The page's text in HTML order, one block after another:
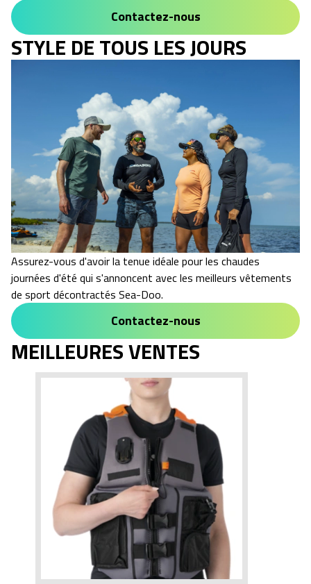
Contactez-nous
STYLE DE TOUS LES JOURS
Assurez-vous d'avoir la tenue idéale pour les chaudes
journées d'été qui s'annoncent avec les meilleurs vêtements
de sport décontractés Sea-Doo.
Contactez-nous
MEILLEURES VENTES